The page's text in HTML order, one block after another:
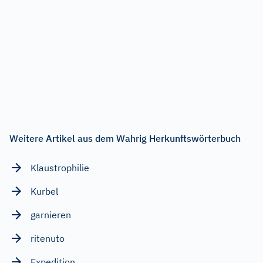
Weitere Artikel aus dem Wahrig Herkunftswörterbuch
Klaustrophilie
Kurbel
garnieren
ritenuto